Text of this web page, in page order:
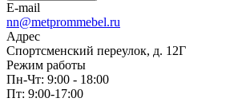
E-mail
nn@metprommebel.ru
Адрес
Спортсменский переулок, д. 12Г
Режим работы
Пн-Чт: 9:00 - 18:00
Пт: 9:00-17:00